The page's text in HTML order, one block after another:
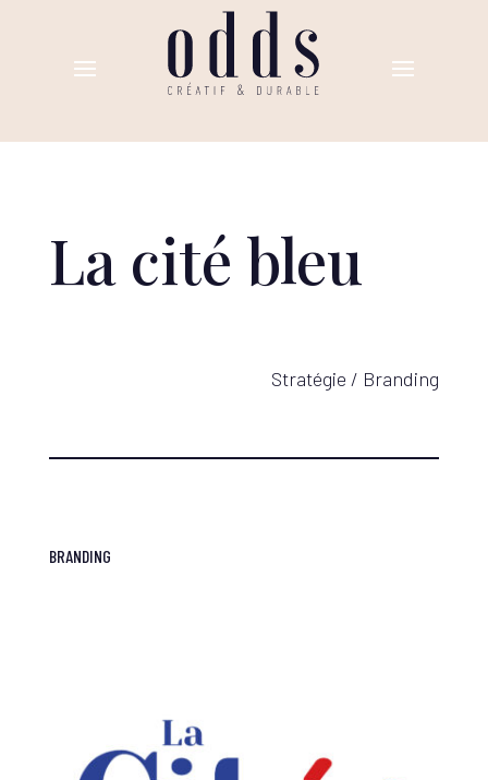
La cité bleu
Stratégie / Branding
BRANDING